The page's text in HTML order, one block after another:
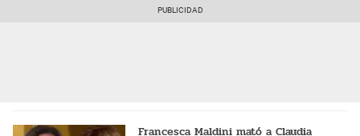
Francesca Maldini mató a Claudia